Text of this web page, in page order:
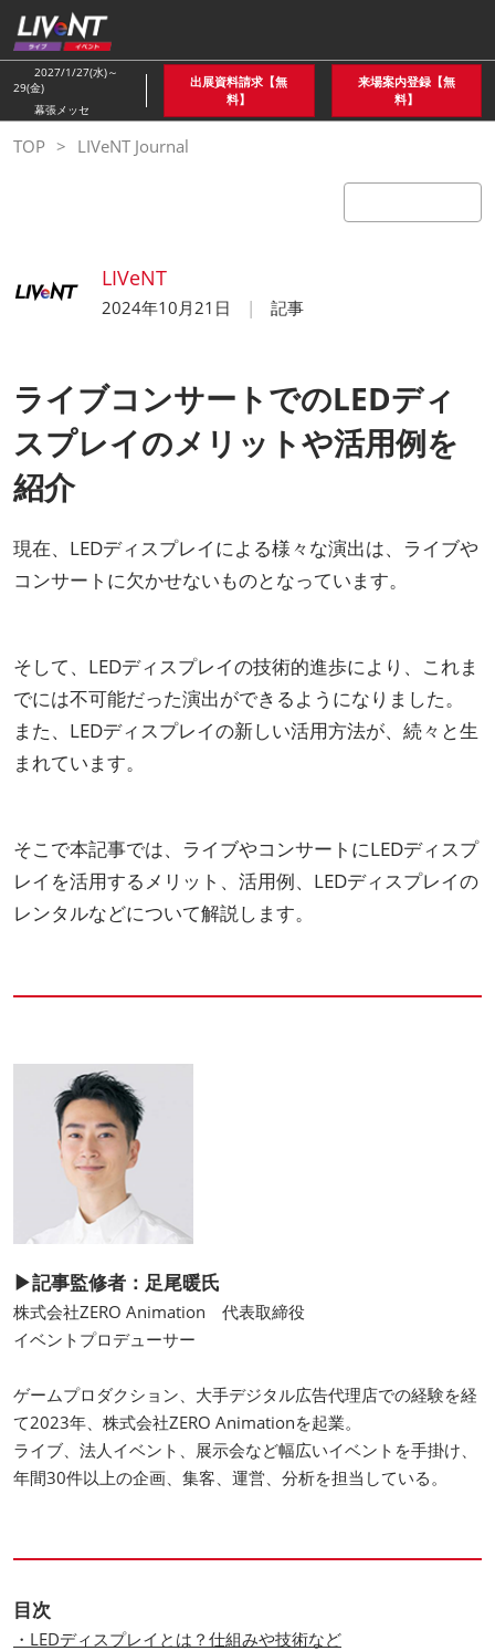
ス
キ
ッ
プ
し
て
2027/1/27(水)～
29(金)
幕張メッセ
出展資料請求【無
料】
来場案内登録【無
料】
TOP LIVeNT Journal
LIVeNT
2024年10月21日 記事
ライブコンサートでのLEDディ
スプレイのメリットや活用例を
紹介
現在、LEDディスプレイによる様々な演出は、ライブや
コンサートに欠かせないものとなっています。
そして、LEDディスプレイの技術的進歩により、これま
でには不可能だった演出ができるようになりました。
また、LEDディスプレイの新しい活用方法が、続々と生
まれています。
そこで本記事では、ライブやコンサートにLEDディスプ
レイを活用するメリット、活用例、LEDディスプレイの
レンタルなどについて解説します。
▶記事監修者：足尾暖氏
株式会社ZERO Animation 代表取締役
イベントプロデューサー
ゲームプロダクション、大手デジタル広告代理店での経験を経
て2023年、株式会社ZERO Animationを起業。
ライブ、法人イベント、展示会など幅広いイベントを手掛け、
年間30件以上の企画、集客、運営、分析を担当している。
目次
・LEDディスプレイとは？仕組みや技術など